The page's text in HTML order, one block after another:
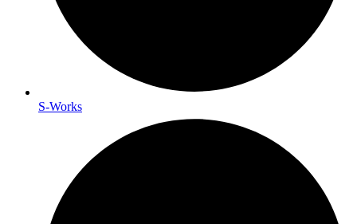
S-Works